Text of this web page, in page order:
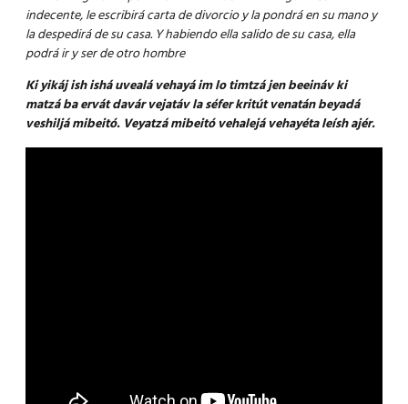
indecente, le escribirá carta de divorcio y la pondrá en su mano y
la despedirá de su casa. Y habiendo ella salido de su casa, ella
podrá ir y ser de otro hombre
Ki yikáj ish ishá uvealá vehayá im lo timtzá jen beeináv ki
matzá ba ervát davár vejatáv la séfer kritút venatán beyadá
veshiljá mibeitó. Veyatzá mibeitó vehalejá vehayéta leísh ajér.